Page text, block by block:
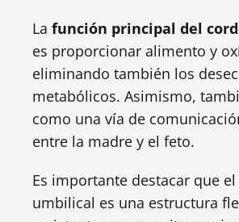
La función principal del
es proporcionar alimento y
eliminando también los
metabólicos. Asimismo,
como una vía de
entre la madre y el feto.
Es importante destacar que
umbilical es una estructura